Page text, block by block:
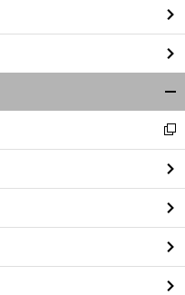
閉
る
新
し
い
ウ
ィ
ン
ド
ウ
で